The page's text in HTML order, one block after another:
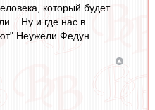
который будет
Ну и где нас в
Неужели Федун